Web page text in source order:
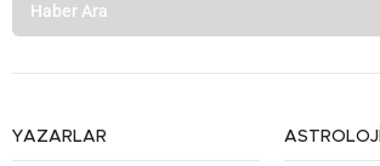
YAZARLAR ASTROLOJİ